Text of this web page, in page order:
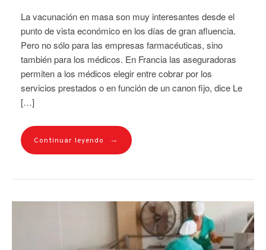
La vacunación en masa son muy interesantes desde el
punto de vista económico en los días de gran afluencia.
Pero no sólo para las empresas farmacéuticas, sino
también para los médicos. En Francia las aseguradoras
permiten a los médicos elegir entre cobrar por los
servicios prestados o en función de un canon fijo, dice Le
[…]
Continuar leyendo →